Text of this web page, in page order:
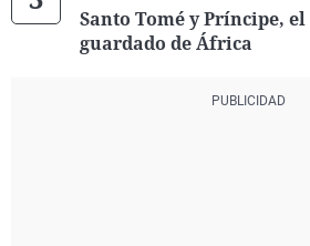
Santo Tomé y Príncipe,
guardado de África